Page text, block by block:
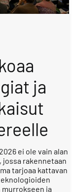
ja
ei ole vain alan
jossa rakennetaan
tarjoaa kattavan
ja